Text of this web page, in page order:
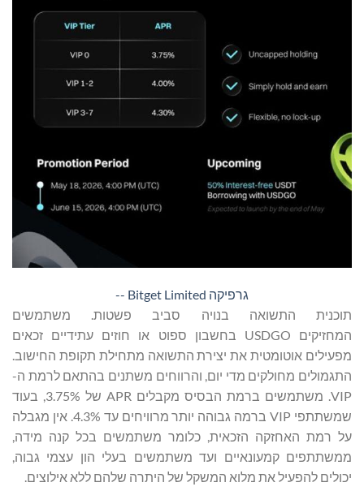
גרפיקה Bitget Limited --
תוכנית התשואה בנויה סביב פשטות. משתמשים
המחזיקים USDGO בחשבון ספוט או חוזים עתידיים זכאים
מפעילים אוטומטית את יצירת התשואה מתחילת תקופת החישוב.
התגמולים מחולקים מדי יום, והרווחים משתנים בהתאם לרמת ה-
VIP. משתמשים ברמת הבסיס מקבלים APR של 3.75%, בעוד
שמשתתפי VIP ברמה גבוהה יותר מרוויחים עד 4.3%. אין מגבלה
על רמת האחזקה הזכאית, כלומר משתמשים בכל קנה מידה,
ממשתתפים קמעונאיים ועד משתמשים בעלי הון עצמי גבוה,
יכולים להפעיל את מלוא המשקל של היתרה שלהם ללא אילוצים.